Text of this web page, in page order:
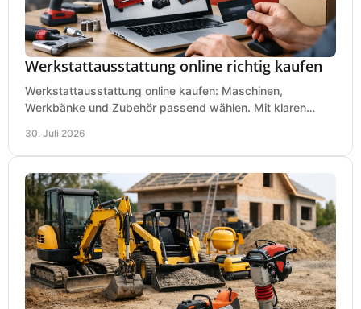
Werkstattausstattung online richtig kaufen
Werkstattausstattung online kaufen: Maschinen,
Werkbänke und Zubehör passend wählen. Mit klaren
30. Juli 2026